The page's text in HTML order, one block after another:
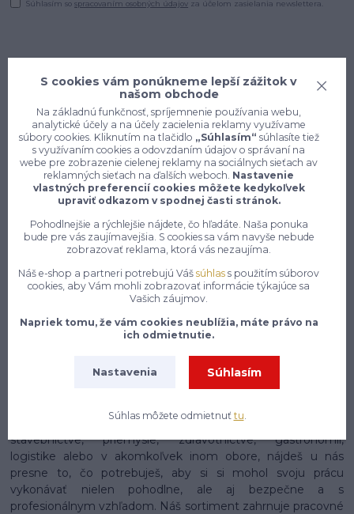
Súhlasím sospracovaním osobných údajov za účelom zasielania newslettera.
Konečne e-shop, kde nemusíte
vyberať medzi kvalitou a cenou,
pracovné aj voľnočasové oblečenie
pre mužov a ženy na jednom mieste,
7 z 10 zákazníkov si objedná znovu do 30 dní —
zistite, čo je na našich pracovných odevoch a
Na našom e-shope enytex.sk sa môžeš tešiť na skutočne
rozsiahly a starostlivo zostavený sortiment pracovného
najrôznejšími odvetviami a profesiami. Či už pracuješ v
stavebníctve, priemysle, zdravotníctve, gastronómii,
logistike alebo v akomkoľvek inom obore, nájdeš u nás
presne to, čo potrebuješ, aby si si mohol svoju prácu
vykonávať nielen pohodlne, ale aj bezpečne a s
profesionálnym vzhľadom. Náš sortiment zahrnuje pracovné
S cookies vám ponúkneme lepší zážitok v
našom obchode
Na základnú funkčnosť, spríjemnenie používania webu,
analytické účely a na účely zacielenia reklamy využívame
súbory cookies. Kliknutím na tlačidlo „Súhlasím“ súhlasíte tiež
s využívaním cookies a odovzdaním údajov o správaní na
webe pre zobrazenie cielenej reklamy na sociálnych sieťach av
reklamných sieťach na ďalších weboch. Nastavenie
vlastných preferencií cookies môžete kedykoľvek
upraviť odkazom v spodnej časti stránok.
Pohodlnejšie a rýchlejšie nájdete, čo hľadáte. Naša ponuka
bude pre vás zaujímavejšia. S cookies sa vám navyše nebude
zobrazovať reklama, ktorá vás nezaujíma.
Náš e-shop a partneri potrebujú Vášsúhlas s použitím súborov
cookies, aby Vám mohli zobrazovať informácie týkajúce sa
Vašich záujmov.
Napriek tomu, že vám cookies neublížia, máte právo na
ich odmietnutie.
Nastavenia Súhlasím
Súhlas môžete odmietnuť tu.